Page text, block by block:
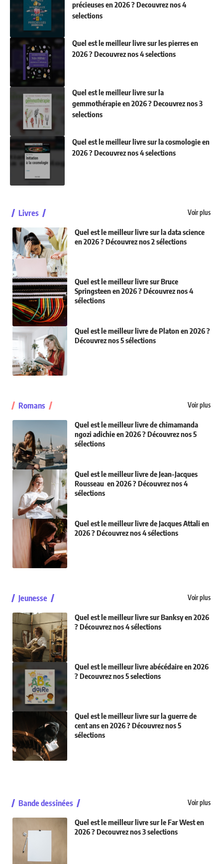
précieuses en 2026 ? Decouvrez nos 4
selections
Quel est le meilleur livre sur les pierres en
2026 ? Decouvrez nos 4 selections
Quel est le meilleur livre sur la
gemmothérapie en 2026 ? Decouvrez nos 3
selections
Quel est le meilleur livre sur la cosmologie en
2026 ? Decouvrez nos 4 selections
Livres Voir plus
Quel est le meilleur livre sur la data science
en 2026 ? Découvrez nos 2 sélections
Quel est le meilleur livre sur Bruce
Springsteen en 2026 ? Découvrez nos 4
sélections
Quel est le meilleur livre de Platon en 2026 ?
Découvrez nos 5 sélections
Romans Voir plus
Quel est le meilleur livre de chimamanda
ngozi adichie en 2026 ? Découvrez nos 5
sélections
Quel est le meilleur livre de Jean-Jacques
Rousseau en 2026 ? Découvrez nos 4
sélections
Quel est le meilleur livre de Jacques Attali en
2026 ? Découvrez nos 4 sélections
Jeunesse Voir plus
Quel est le meilleur livre sur Banksy en 2026
? Découvrez nos 4 sélections
Quel est le meilleur livre abécédaire en 2026
? Decouvrez nos 5 selections
Quel est le meilleur livre sur la guerre de
cent ans en 2026 ? Découvrez nos 5
sélections
Bande dessinées Voir plus
Quel est le meilleur livre sur le Far West en
2026 ? Decouvrez nos 3 selections